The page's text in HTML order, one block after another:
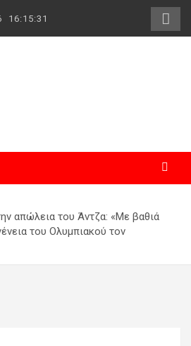
16:15:31
απώλεια του Άντζα: «Με βαθιά
του Ολυμπιακού τον